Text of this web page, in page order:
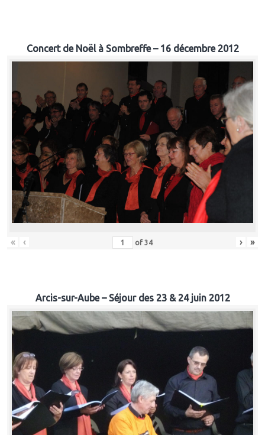
Concert de Noël à Sombreffe – 16 décembre 2012
« ‹ of 34 › »
Arcis-sur-Aube – Séjour des 23 & 24 juin 2012